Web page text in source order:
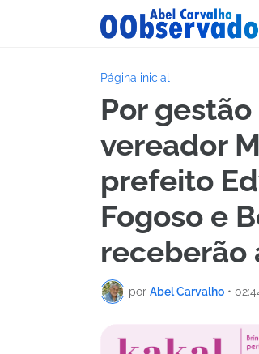
Página inicial
Por
vereador
prefeito
Fogoso e
receberão
por Abel Carvalho •